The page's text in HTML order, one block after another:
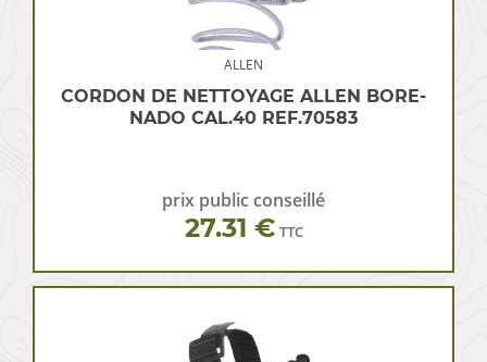
ALLEN
CORDON DE NETTOYAGE ALLEN BORE-
NADO CAL.40 REF.70583
prix public conseillé
27.31 € TTC